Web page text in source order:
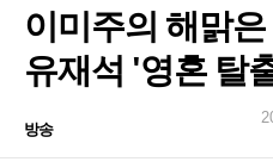
이미주의 해맑
유재석 '영혼 탈
방송